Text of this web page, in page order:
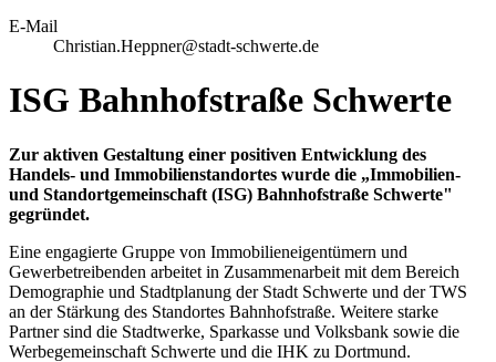
E-Mail
Christian.Heppner@stadt-schwerte.de
ISG Bahnhofstraße Schwerte
Zur aktiven Gestaltung einer positiven Entwicklung des
Handels- und Immobilienstandortes wurde die „Immobilien-
und Standortgemeinschaft (ISG) Bahnhofstraße Schwerte"
gegründet.
Eine engagierte Gruppe von Immobilieneigentümern und
Gewerbetreibenden arbeitet in Zusammenarbeit mit dem Bereich
Demographie und Stadtplanung der Stadt Schwerte und der TWS
an der Stärkung des Standortes Bahnhofstraße. Weitere starke
Partner sind die Stadtwerke, Sparkasse und Volksbank sowie die
Werbegemeinschaft Schwerte und die IHK zu Dortmund.